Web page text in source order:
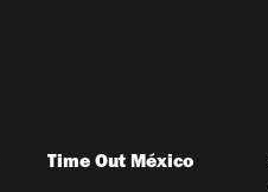
Time Out México